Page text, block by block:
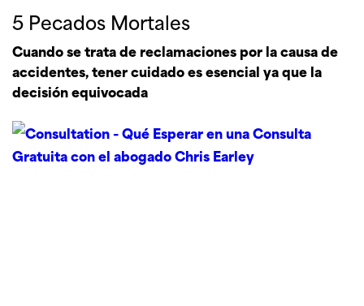
5 Pecados Mortales
Cuando se trata de reclamaciones por la causa de
accidentes, tener cuidado es esencial ya que la
decisión equivocada